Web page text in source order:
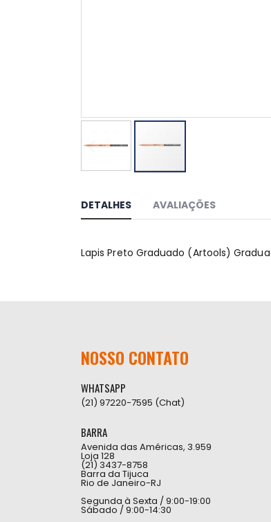
o
início
de
DETALHES
Lapis Preto Graduado (Artools)
AVALIAÇÕES
NOSSO CONTATO
WHATSAPP
(21) 97220-7595 (Chat)
BARRA
Avenida das Américas, 3.959
Loja 128
(21) 3437-8758
Barra da Tijuca
Rio de Janeiro-RJ
Segunda à Sexta / 9:00-19:00
Sábado / 9:00-14:30